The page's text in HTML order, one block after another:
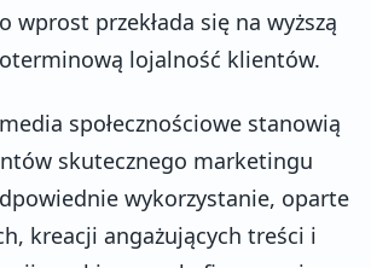
wprost przekłada się na wyższą
lojalność klientów.
społecznościowe stanowią
skutecznego marketingu
wykorzystanie, oparte
kreacji angażujących treści i